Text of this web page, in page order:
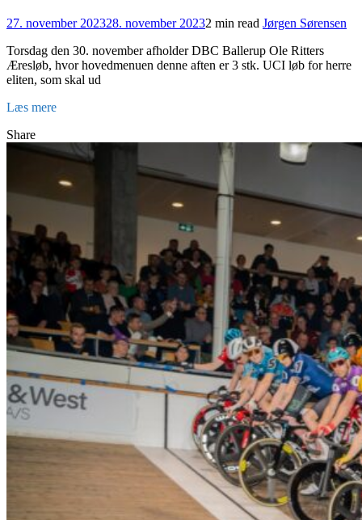
27. november 202328. november 20232 min read Jørgen Sørensen
Torsdag den 30. november afholder DBC Ballerup Ole Ritters
Æresløb, hvor hovedmenuen denne aften er 3 stk. UCI løb for herre
eliten, som skal ud
Læs mere
Share